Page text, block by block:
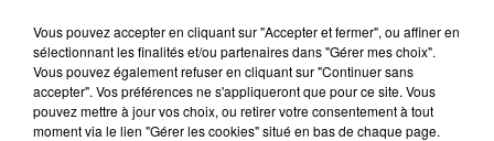
Musique
Vous pouvez accepter en cliquant sur "Accepter et fermer", ou affiner en
sélectionnant les finalités et/ou partenaires dans "Gérer mes choix".
Vous pouvez également refuser en cliquant sur "Continuer sans
accepter". Vos préférences ne s'appliqueront que pour ce site. Vous
pouvez mettre à jour vos choix, ou retirer votre consentement à tout
moment via le lien "Gérer les cookies" situé en bas de chaque page.